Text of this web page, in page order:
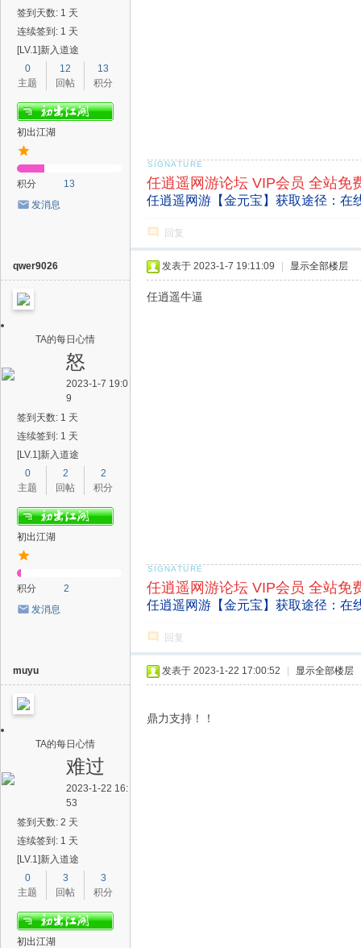
签到天数: 1 天
连续签到: 1 天
[LV.1]新入道途
0
主题
12
回帖
13
积分
初出江湖
积分
13
发消息
任逍遥网游论坛 VIP会员 全站免
任逍遥网游【金元宝】获取途径：在
回复
qwer9026
TA的每日心情
怒
2023-1-7 19:0
9
签到天数: 1 天
连续签到: 1 天
[LV.1]新入道途
0
主题
2
回帖
2
积分
初出江湖
积分
2
发消息
发表于 2023-1-7 19:11:09 显示全部楼层
任逍遥牛逼
任逍遥网游论坛 VIP会员 全站免
任逍遥网游【金元宝】获取途径：在
回复
muyu
TA的每日心情
难过
2023-1-22 16:
53
签到天数: 2 天
连续签到: 1 天
[LV.1]新入道途
0
主题
3
回帖
3
积分
初出江湖
发表于 2023-1-22 17:00:52 显示全部楼层
鼎力支持！！